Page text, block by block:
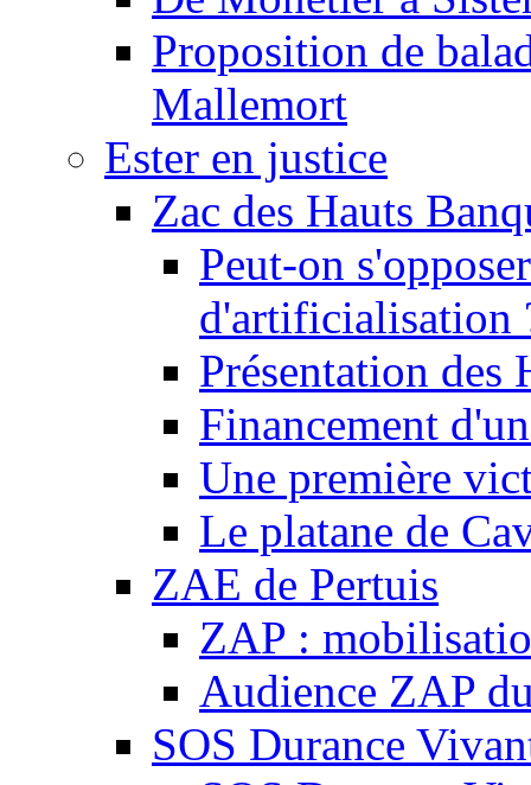
Proposition de
Mallemort
Ester en justice
Zac des Hauts
Peut-on
d'artificialisation
Présentation des
Financement
Une première
Le platane de
ZAE de Pertuis
ZAP :
Audience ZAP
SOS Durance